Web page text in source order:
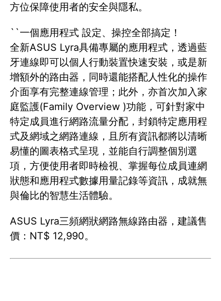
方位保障使用者的安全與隱私。
``一個應用程式 設定、操控全部搞定！
全新ASUS Lyra具備專屬的應用程式，透過藍
牙連線即可以個人行動裝置快速安裝，或是新
增額外的路由器，同時還能搭配人性化的操作
介面享有完整連線管理；此外，亦首次加入家
庭監護(Family Overview )功能，可針對家中
特定成員進行網路流量分配，封鎖特定應用程
式及網域之網路連線，且所有資訊都將以清晰
易懂的圖表格式呈現，並能自行調整個別選
項，方便使用者即時檢視、掌握每位成員連網
狀態和應用程式數據用量記錄等資訊，成就無
與倫比的智慧生活體驗。
ASUS Lyra三頻網狀網路無線路由器，建議售
價：NT$ 12,990。